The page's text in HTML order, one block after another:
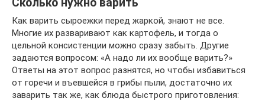
Как варить сыроежки перед жаркой, знают не все.
Многие их разваривают как картофель, и тогда о
цельной консистенции можно сразу забыть. Другие
задаются вопросом: «А надо ли их вообще варить?»
Ответы на этот вопрос разнятся, но чтобы избавиться
от горечи и въевшейся в грибы пыли, достаточно их
заварить так же, как блюда быстрого приготовления: